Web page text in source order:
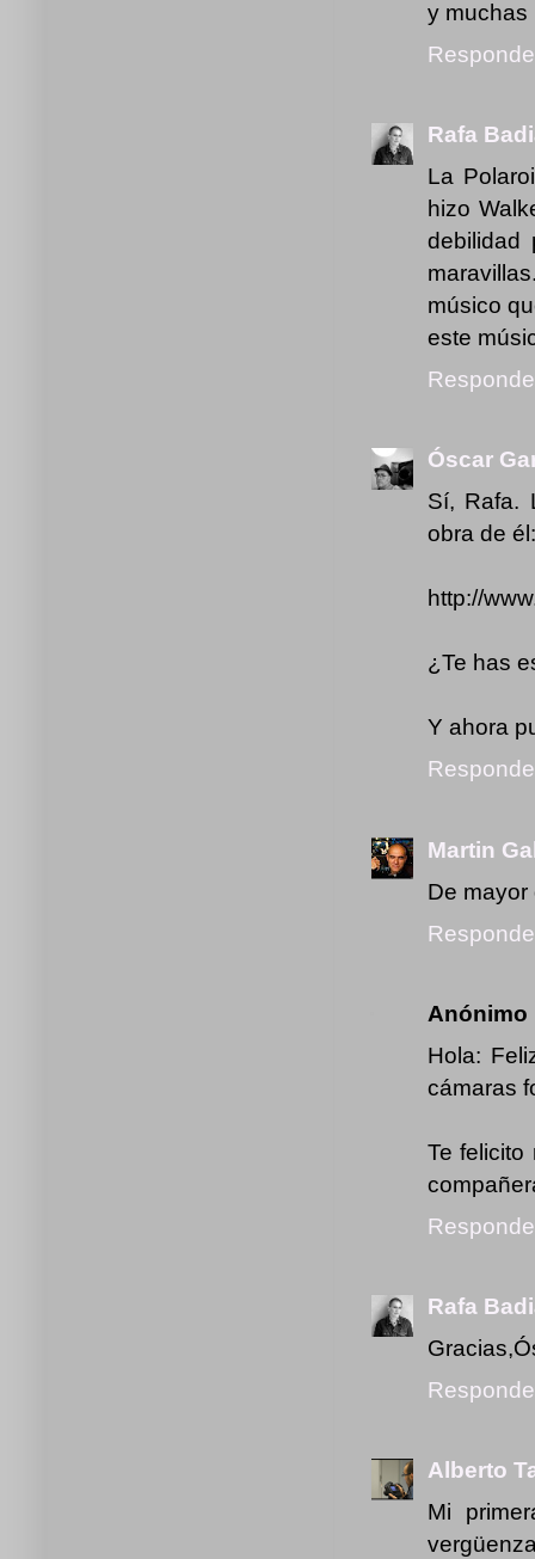
y muchas
Rafa
La
hizo
debilidad
músico
este
Óscar
Sí, Rafa.
obra de él:
http://
¿Te has
Y ahora
Martin
De mayor
Anónimo
Hola:
cámaras
Te
Rafa
Alberto
Mi